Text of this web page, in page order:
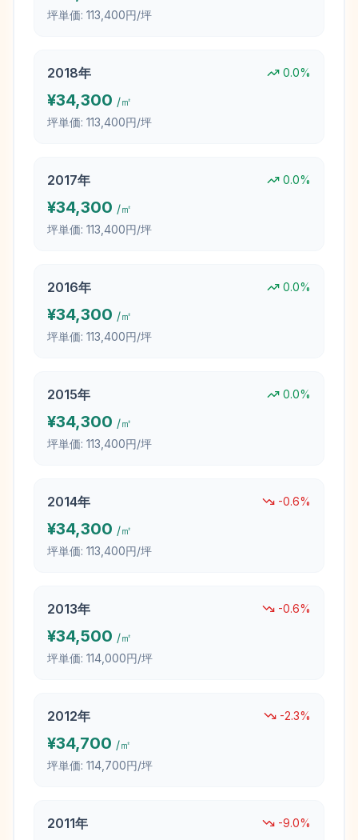
坪単価: 113,400円/坪
2018年 0.0%
¥34,300 /㎡
坪単価: 113,400円/坪
2017年 0.0%
¥34,300 /㎡
坪単価: 113,400円/坪
2016年 0.0%
¥34,300 /㎡
坪単価: 113,400円/坪
2015年 0.0%
¥34,300 /㎡
坪単価: 113,400円/坪
2014年 -0.6%
¥34,300 /㎡
坪単価: 113,400円/坪
2013年 -0.6%
¥34,500 /㎡
坪単価: 114,000円/坪
2012年 -2.3%
¥34,700 /㎡
坪単価: 114,700円/坪
2011年 -9.0%